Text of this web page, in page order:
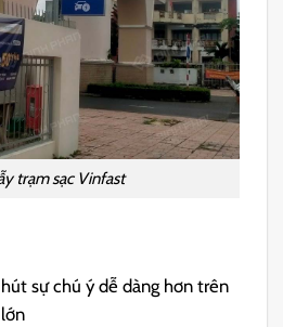
trạm sạc Vinfast
sự chú ý dễ dàng hơn trên